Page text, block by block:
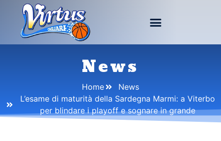
News
Home
News
L’esame di maturità della Sardegna Marmi: a Viterbo
per blindare i playoff e sognare in grande